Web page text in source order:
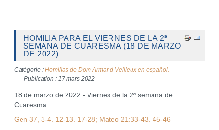
HOMILIA PARA EL VIERNES DE LA 2ª
SEMANA DE CUARESMA (18 DE MARZO
DE 2022)
Catégorie : Homilías de Dom Armand Veilleux en español.
Publication : 17 mars 2022
18 de marzo de 2022 - Viernes de la 2ª semana de
Cuaresma
Gen 37, 3-4. 12-13. 17-28; Mateo 21:33-43. 45-46